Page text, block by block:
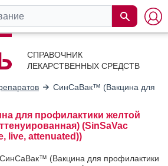
СПРАВОЧНИК
ЛЕКАРСТВЕННЫХ СРЕДСТВ
СинСаВак™ (Вакцина для
для профилактики желтой
(SinSaVac
live, attenuated))
СинСаВак™ (Вакцина для профилактики